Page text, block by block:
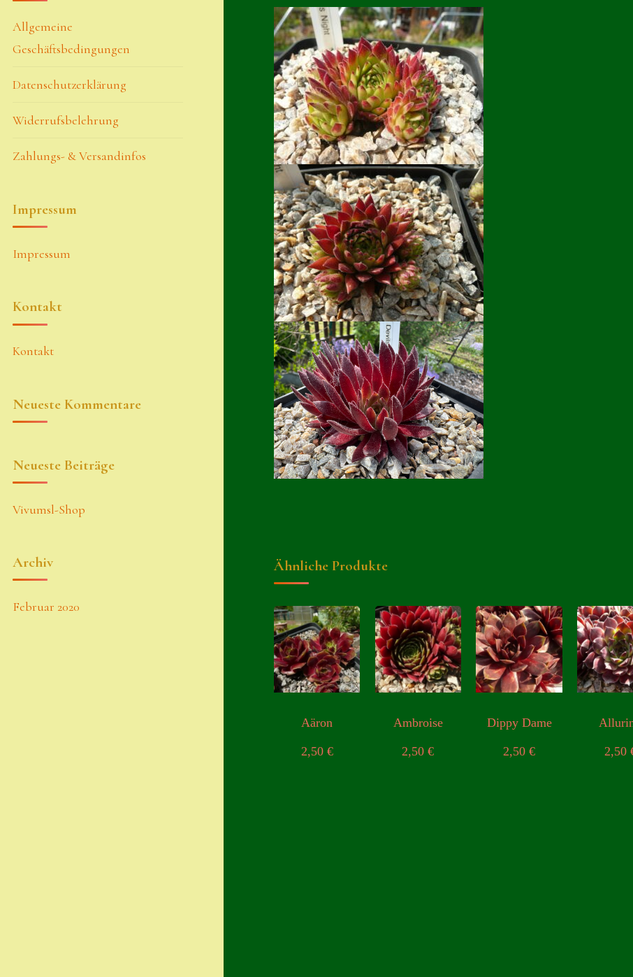
Ähnliche Produkte
Aäron
2,50 €
Ambroise
2,50€
Dippy Dame
2,50€ 2,50
Allgemeine
Geschäftsbedingungen
Datenschutzerklärung
Widerrufsbelehrung
Zahlungs- & Versandinfos
Impressum
Impressum
Kontakt
Kontakt
Neueste Kommentare
Neueste Beiträge
Vivumsl-Shop
Archiv
Februar 2020